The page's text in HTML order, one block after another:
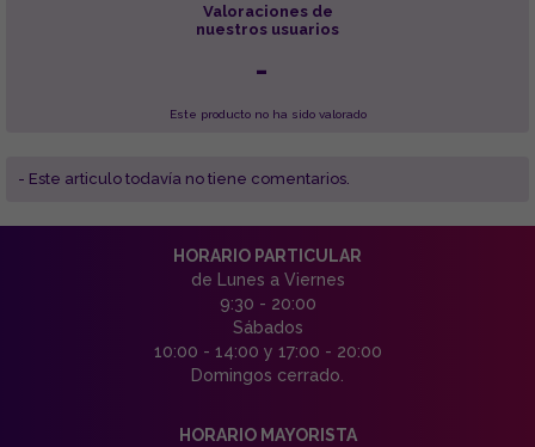
Valoraciones de
nuestros usuarios
-
Este producto no ha sido valorado
- Este articulo todavía no tiene comentarios.
HORARIO PARTICULAR
de Lunes a Viernes
9:30 - 20:00
Sábados
10:00 - 14:00 y 17:00 - 20:00
Domingos cerrado.
HORARIO MAYORISTA